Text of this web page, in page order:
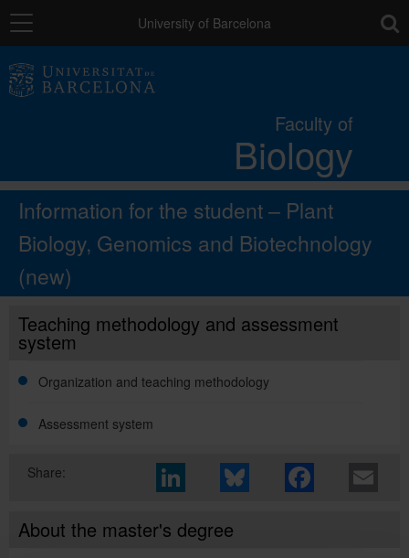
Navigation University of Barcelona
Faculty of
Biology
Research and innovation
Social actions
Català
Español
Information for the student – Plant
Biology, Genomics and Biotechnology
(new)
About the master's degree
Teaching methodology and assessment
system
Organization and teaching methodology
Assessment system
Share: